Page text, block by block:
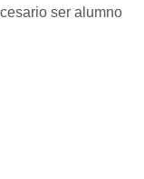
ser alumno